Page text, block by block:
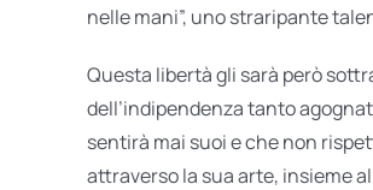
nelle mani”, uno straripante
Questa libertà gli sarà però
dell’indipendenza tanto
sentirà mai suoi e che non
attraverso la sua arte, insieme